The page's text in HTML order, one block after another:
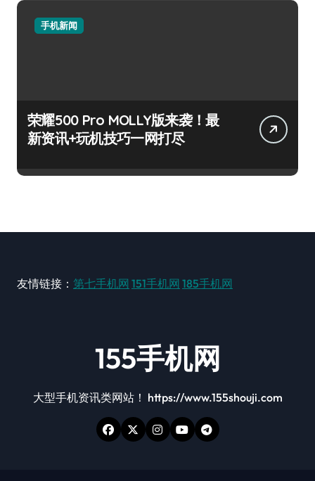
手机新闻
荣耀500 Pro MOLLY版来袭！最
新资讯+玩机技巧一网打尽
友情链接： 第七手机网 151手机网 185手机网
155手机网
大型手机资讯类网站！ https://www.155shouji.com